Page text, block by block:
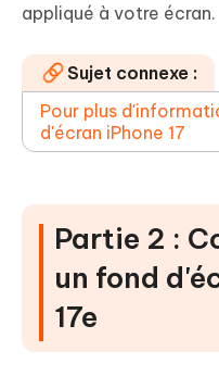
appliqué à votre écran.
Sujet connexe :
Pour plus
d'écran iPhone 17
Partie 2 :
un fond
17e